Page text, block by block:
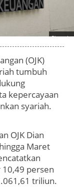
Photo by
(OJK)
tumbuh
kepercayaan
syariah.
OJK Dian
Maret
persen
triliun.